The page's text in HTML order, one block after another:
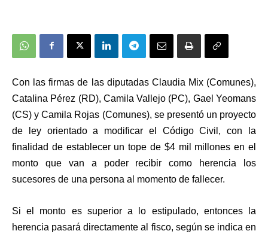
Con las firmas de las diputadas Claudia Mix (Comunes),
Catalina Pérez (RD), Camila Vallejo (PC), Gael Yeomans
(CS) y Camila Rojas (Comunes), se presentó un proyecto
de ley orientado a modificar el Código Civil, con la
finalidad de establecer un tope de $4 mil millones en el
monto que van a poder recibir como herencia los
sucesores de una persona al momento de fallecer.
Si el monto es superior a lo estipulado, entonces la
herencia pasará directamente al fisco, según se indica en